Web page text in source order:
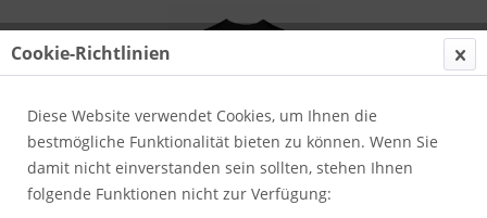
Cookie-Richtlinien
Diese Website verwendet Cookies, um Ihnen die
bestmögliche Funktionalität bieten zu können. Wenn Sie
damit nicht einverstanden sein sollten, stehen Ihnen
folgende Funktionen nicht zur Verfügung: